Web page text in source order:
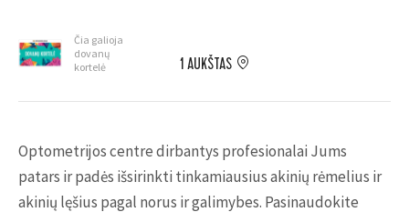
Čia galioja
dovanų
kortelė
1 AUKŠTAS
Optometrijos centre dirbantys profesionalai Jums
patars ir padės išsirinkti tinkamiausius akinių rėmelius ir
akinių lęšius pagal norus ir galimybes. Pasinaudokite